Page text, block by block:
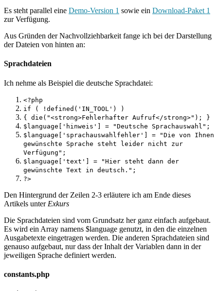
Es steht parallel eine Demo-Version 1 sowie ein Download-Paket 1
zur Verfügung.
Aus Gründen der Nachvollziehbarkeit fange ich bei der Darstellung
der Dateien von hinten an:
Sprachdateien
Ich nehme als Beispiel die deutsche Sprachdatei:
<?php
if ( !defined('IN_TOOL') )
{ die("<strong>Fehlerhafter Aufruf</strong>"); }
$language['hinweis'] = "Deutsche Sprachauswahl";
$language['sprachauswahlfehler'] = "Die von Ihnen
gewünschte Sprache steht leider nicht zur
Verfügung";
$language['text'] = "Hier steht dann der
gewünschte Text in deutsch.";
?>
Den Hintergrund der Zeilen 2-3 erläutere ich am Ende dieses
Artikels unter Exkurs
Die Sprachdateien sind vom Grundsatz her ganz einfach aufgebaut.
Es wird ein Array namens $language genutzt, in den die einzelnen
Ausgabetexte eingetragen werden. Die anderen Sprachdateien sind
genauso aufgebaut, nur dass der Inhalt der Variablen dann in der
jeweiligen Sprache definiert werden.
constants.php